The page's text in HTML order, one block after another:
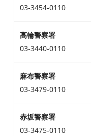
03-3454-0110
高輪警察署
03-3440-0110
麻布警察署
03-3479-0110
赤坂警察署
03-3475-0110